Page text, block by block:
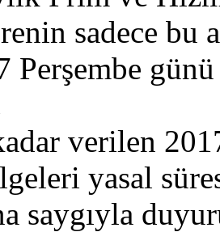
sadece bu
Perşembe
verilen
yasal
saygıyla